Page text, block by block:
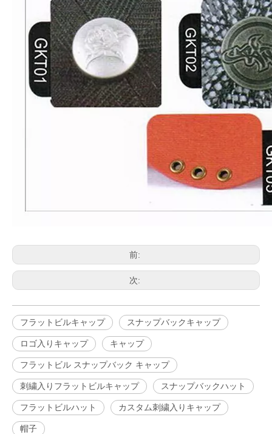
前:
次:
フラットビルキャップ スナップバックキャップ
ロゴ入りキャップ キャップ
フラットビル スナップバック キャップ
刺繍入りフラットビルキャップ スナップバックハット
フラットビルハット カスタム刺繍入りキャップ
帽子